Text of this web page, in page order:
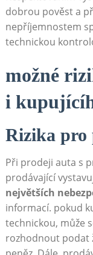
dobrou pověst a
nepříjemnostem
technickou
možné
i
Rizika pro
Při prodeji auta s
prodávající
největších
informací. pokud
technickou, může
rozhodnout podat